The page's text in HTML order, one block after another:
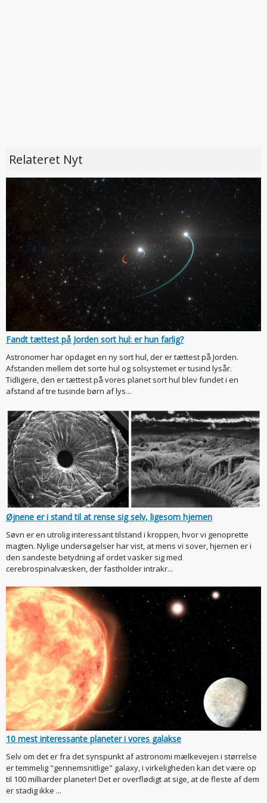
Relateret Nyt
Fandt tættest på Jorden sort hul: er hun farlig?
Astronomer har opdaget en ny sort hul, der er tættest på Jorden.
Afstanden mellem det sorte hul og solsystemet er tusind lysår.
Tidligere, den er tættest på vores planet sort hul blev fundet i en
afstand af tre tusinde børn af lys...
Øjnene er i stand til at rense sig selv, ligesom hjernen
Søvn er en utrolig interessant tilstand i kroppen, hvor vi genoprette
magten. Nylige undersøgelser har vist, at mens vi sover, hjernen er i
den sandeste betydning af ordet vasker sig med
cerebrospinalvæsken, der fastholder intrakr...
10 mest interessante planeter i vores galakse
Selv om det er fra det synspunkt af astronomi mælkevejen i størrelse
er temmelig "gennemsnitlige" galaxy, i virkeligheden kan det være op
til 100 milliarder planeter! Det er overflødigt at sige, at de fleste af dem
er stadig ikke ...